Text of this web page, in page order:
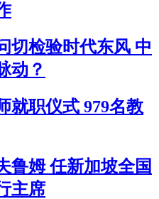
切检验时代东风 中
动？
就职仪式 979名教
鲁姆 任新加坡全国
主席